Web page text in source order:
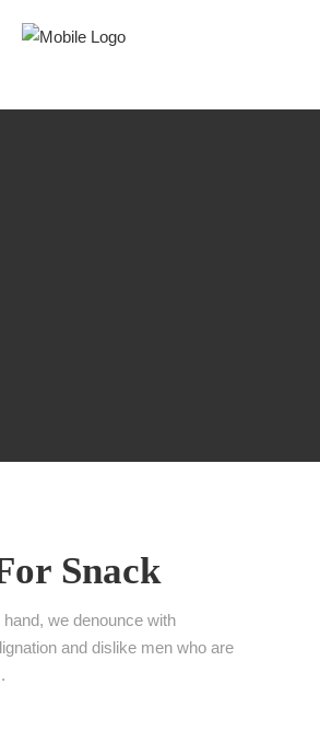
Snack
we denounce with
and dislike men who are